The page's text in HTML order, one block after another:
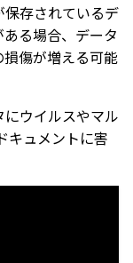
保存されているデ
る場合、データ
傷が増える可能
にウイルスやマル
キュメントに害